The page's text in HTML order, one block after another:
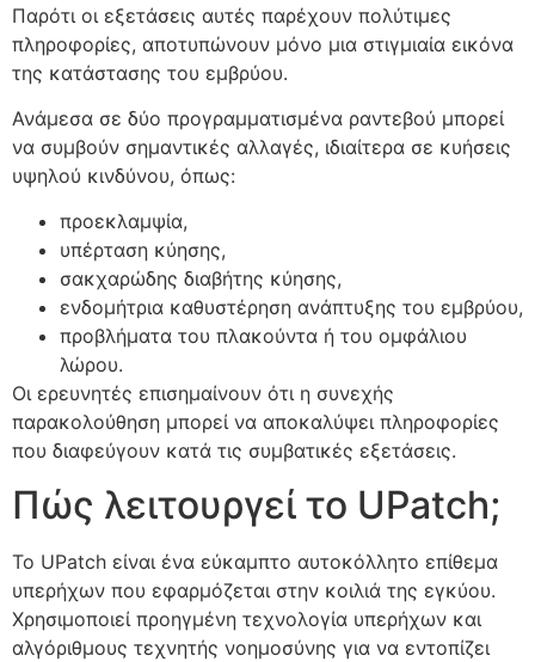
Παρότι οι εξετάσεις αυτές παρέχουν πολύτιμες
πληροφορίες, αποτυπώνουν μόνο μια στιγμιαία εικόνα
της κατάστασης του εμβρύου.
Ανάμεσα σε δύο προγραμματισμένα ραντεβού μπορεί
να συμβούν σημαντικές αλλαγές, ιδιαίτερα σε κυήσεις
υψηλού κινδύνου, όπως:
προεκλαμψία,
υπέρταση κύησης,
σακχαρώδης διαβήτης κύησης,
ενδομήτρια καθυστέρηση ανάπτυξης του εμβρύου,
προβλήματα του πλακούντα ή του ομφάλιου
λώρου.
Οι ερευνητές επισημαίνουν ότι η συνεχής
παρακολούθηση μπορεί να αποκαλύψει πληροφορίες
που διαφεύγουν κατά τις συμβατικές εξετάσεις.
Πώς λειτουργεί το UPatch;
Το UPatch είναι ένα εύκαμπτο αυτοκόλλητο επίθεμα
υπερήχων που εφαρμόζεται στην κοιλιά της εγκύου.
Χρησιμοποιεί προηγμένη τεχνολογία υπερήχων και
αλγόριθμους τεχνητής νοημοσύνης για να εντοπίζει